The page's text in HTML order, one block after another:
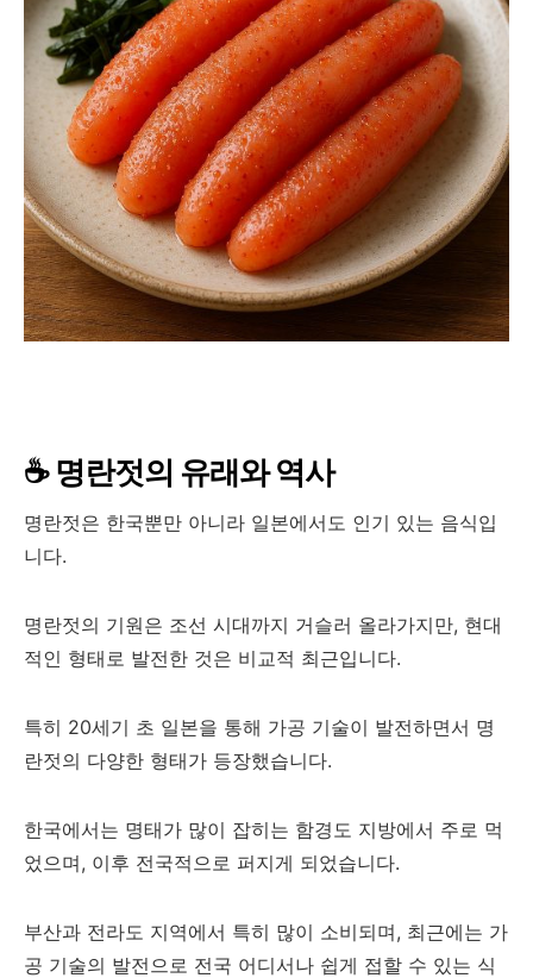
☕ 명란젓의 유래와 역사
명란젓은 한국뿐만 아니라 일본에서도 인기 있는 음식입
니다.
명란젓의 기원은 조선 시대까지 거슬러 올라가지만, 현대
적인 형태로 발전한 것은 비교적 최근입니다.
특히 20세기 초 일본을 통해 가공 기술이 발전하면서 명
란젓의 다양한 형태가 등장했습니다.
한국에서는 명태가 많이 잡히는 함경도 지방에서 주로 먹
었으며, 이후 전국적으로 퍼지게 되었습니다.
부산과 전라도 지역에서 특히 많이 소비되며, 최근에는 가
공 기술의 발전으로 전국 어디서나 쉽게 접할 수 있는 식